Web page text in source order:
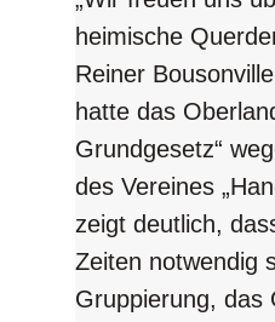
heimische
Reiner
hatte das
Grundgesetz“
des Vereines
zeigt deutlich,
Zeiten notwendig
Gruppierung, das